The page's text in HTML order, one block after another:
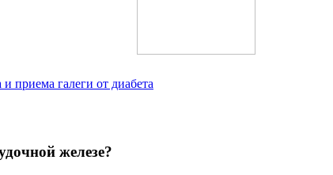
приема галеги от диабета
железе?